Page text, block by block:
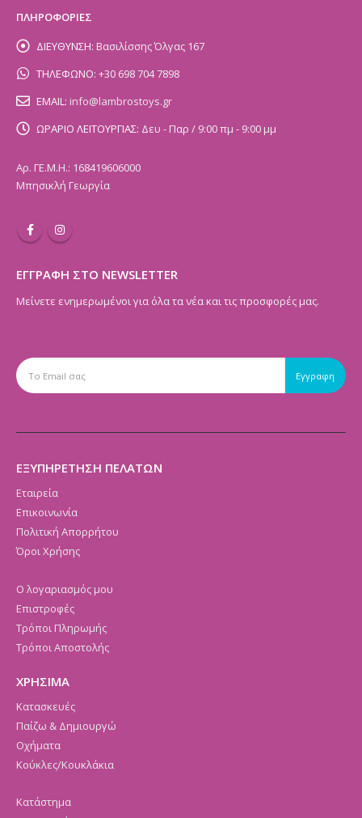
ΠΛΗΡΟΦΟΡΙΕΣ
ΔΙΕΥΘΥΝΣΗ: Βασιλίσσης Όλγας 167
ΤΗΛΕΦΩΝΟ: +30 698 704 7898
EMAIL: info@lambrostoys.gr
ΩΡΑΡΙΟ ΛΕΙΤΟΥΡΓΙΑΣ: Δευ - Παρ / 9:00 πμ - 9:00 μμ
Αρ. ΓΕ.Μ.Η.: 168419606000
Μπησικλή Γεωργία
ΕΓΓΡΑΦΗ ΣΤΟ NEWSLETTER
Μείνετε ενημερωμένοι για όλα τα νέα και τις προσφορές μας.
ΕΞΥΠΗΡΕΤΗΣΗ ΠΕΛΑΤΩΝ
Εταιρεία
Επικοινωνία
Πολιτική Απορρήτου
Όροι Χρήσης
Ο λογαριασμός μου
Επιστροφές
Τρόποι Πληρωμής
Τρόποι Αποστολής
ΧΡΗΣΙΜΑ
Κατασκευές
Παίζω & Δημιουργώ
Οχήματα
Κούκλες/Κουκλάκια
Κατάστημα